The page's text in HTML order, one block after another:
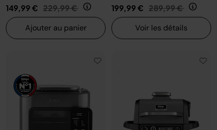
149,99 € Prix réduit de
229,99 € au
Ajouter au panier
199,99 € Prix réduit de
289,99 € au
Voir les détails